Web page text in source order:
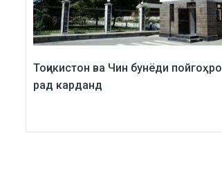
Тоҷикистон ва Чин бунёди пойгоҳро
рад карданд